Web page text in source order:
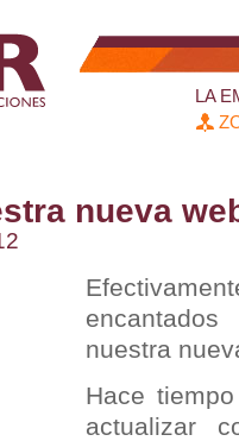
LA
nueva
nuestra
Hace
actualizar